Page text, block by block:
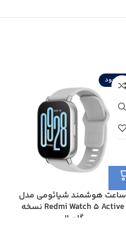
ناموجود
ساعت هوشمند شیائومی مدل
Redmi Watch 5 Active نسخه
گلوبال